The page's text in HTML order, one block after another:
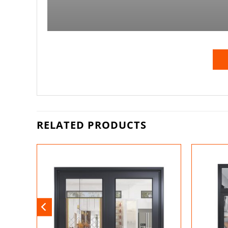
RELATED PRODUCTS